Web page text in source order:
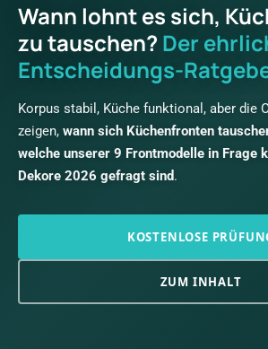
Wann lohnt es sich,
zu tauschen? Der
Entscheidungs-
Korpus stabil, Küche funktional, aber die
zeigen, wann sich Küchenfronten
welche unserer 9 Frontmodelle in Frage
Dekore 2026 gefragt sind.
KOSTENLOSE
ZUM INHALT